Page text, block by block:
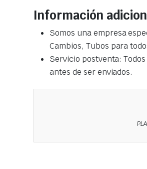
Información
Somos una empresa
Cambios, Tubos para
Servicio postventa:
antes de ser enviados.